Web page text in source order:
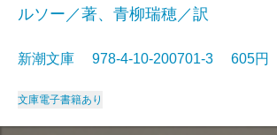
ルソー／著、青柳瑞穂／訳
新潮文庫 978-4-10-200701-3 605円
文庫電子書籍あり